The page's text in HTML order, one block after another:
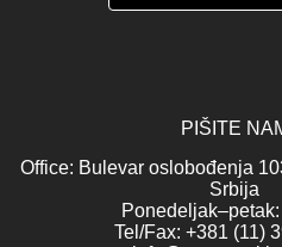
PIŠITE
Office: Bulevar oslobođenja
Srbija
Tel/Fax: +381 (11)